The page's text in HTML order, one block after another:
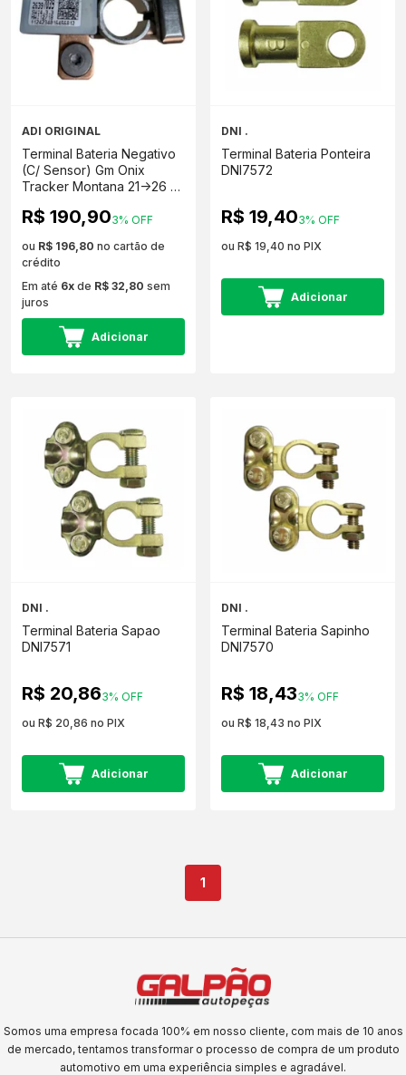
ADI ORIGINAL
Terminal Bateria Negativo
(C/ Sensor) Gm Onix
Tracker Montana 21->26 -
R$ 190,903% OFF
ou R$ 196,80 no cartão de
crédito
Em até 6x de R$ 32,80 sem
juros
Adicionar
DNI .
Terminal Bateria Ponteira
DNI7572
R$ 19,403% OFF
ou R$ 19,40 no PIX
Adicionar
DNI .
Terminal Bateria Sapao
DNI7571
R$ 20,863% OFF
ou R$ 20,86 no PIX
Adicionar
DNI .
Terminal Bateria Sapinho
DNI7570
R$ 18,433% OFF
ou R$ 18,43 no PIX
Adicionar
1
Somos uma empresa focada 100% em nosso cliente, com mais de 10 anos
de mercado, tentamos transformar o processo de compra de um produto
automotivo em uma experiência simples e agradável.